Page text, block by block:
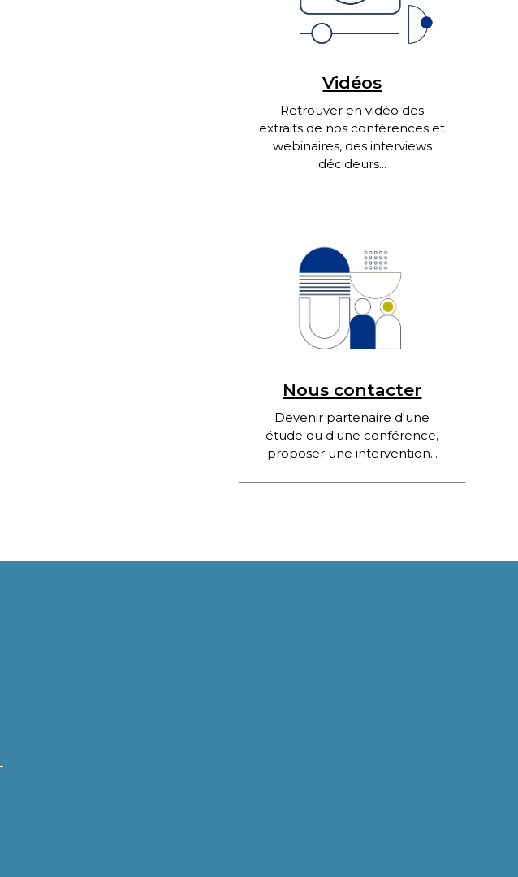
Vidéos
Retrouver en vidéo des
extraits de nos conférences et
webinaires, des interviews
décideurs...
Nous contacter
Devenir partenaire d'une
étude ou d'une conférence,
proposer une intervention...